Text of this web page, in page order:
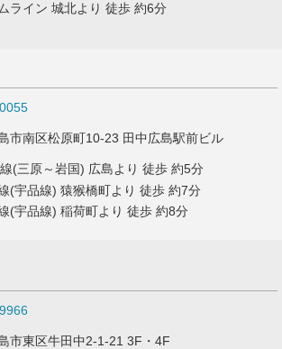
ライン 城北より 徒歩 約6分
市南区松原町10-23 田中広島駅前ビル
(三原～岩国) 広島より 徒歩 約5分
(宇品線) 猿猴橋町より 徒歩 約7分
(宇品線) 稲荷町より 徒歩 約8分
市東区牛田中2-1-21 3F・4F